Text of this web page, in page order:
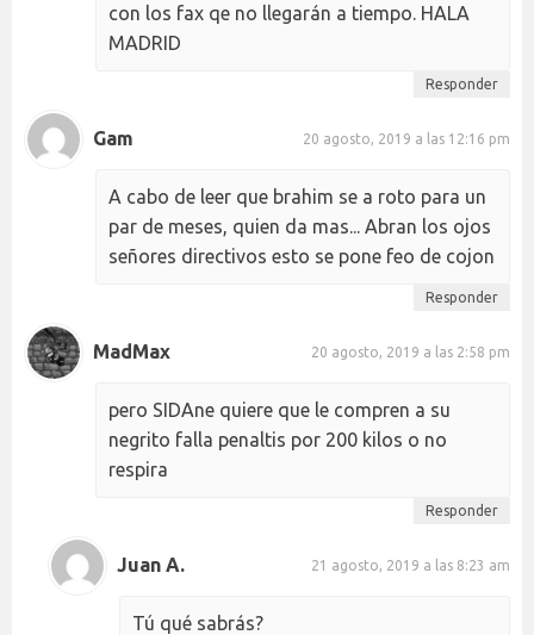
con los fax qe no llegarán a tiempo. HALA
MADRID
Responder
Gam 20 agosto, 2019 a las 12:16 pm
A cabo de leer que brahim se a roto para un
par de meses, quien da mas... Abran los ojos
señores directivos esto se pone feo de cojon
Responder
MadMax 20 agosto, 2019 a las 2:58 pm
pero SIDAne quiere que le compren a su
negrito falla penaltis por 200 kilos o no
respira
Responder
Juan A. 21 agosto, 2019 a las 8:23 am
Tú qué sabrás?